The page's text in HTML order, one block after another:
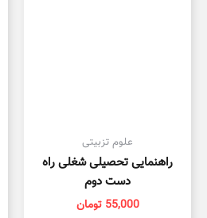
علوم تزبیتی
راهنمایی تحصیلی شغلی راه
دست دوم
55,000 تومان